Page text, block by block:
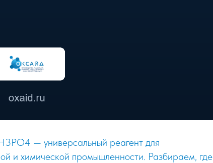
— универсальный реагент для
и химической промышленности. Разбираем, где